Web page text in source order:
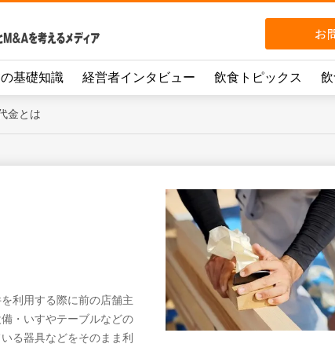
基礎知識 経営者インタビュー 飲食トピックス
金とは
利用する際に前の店舗主
・いすやテーブルなどの
る器具などをそのまま利